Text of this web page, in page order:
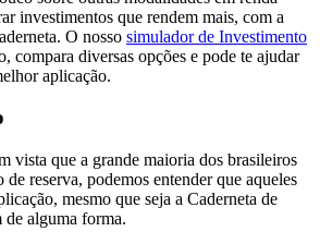
investimentos que rendem mais, com a
O nosso simulador de Investimento
compara diversas opções e pode te ajudar
aplicação.
vista que a grande maioria dos brasileiros
reserva, podemos entender que aqueles
mesmo que seja a Caderneta de
de alguma forma.